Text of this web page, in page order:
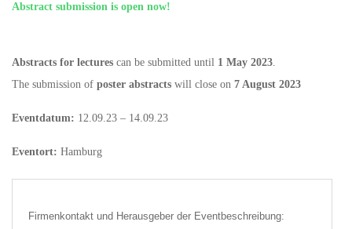
Abstract submission is open now!
Abstracts for lectures can be submitted until 1 May 2023.
The submission of poster abstracts will close on 7 August 2023
Eventdatum: 12.09.23 – 14.09.23
Eventort: Hamburg
Firmenkontakt und Herausgeber der Eventbeschreibung: